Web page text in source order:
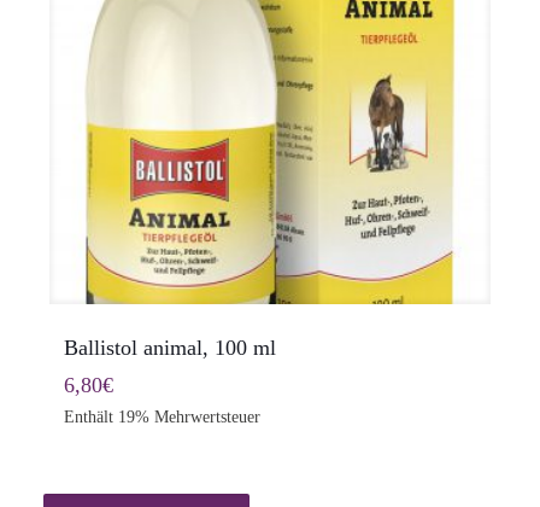
Ballistol animal, 100 ml
6,80€
Enthält 19% Mehrwertsteuer